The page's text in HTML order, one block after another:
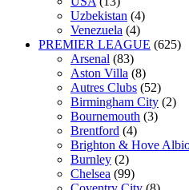
Uzbekistan (4)
Venezuela (4)
PREMIER LEAGUE (625)
Arsenal (83)
Aston Villa (8)
Autres Clubs (52)
Birmingham City (2)
Bournemouth (3)
Brentford (4)
Brighton & Hove
Burnley (2)
Chelsea (99)